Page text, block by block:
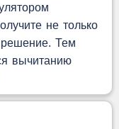
не только
решение. Тем
вычитанию